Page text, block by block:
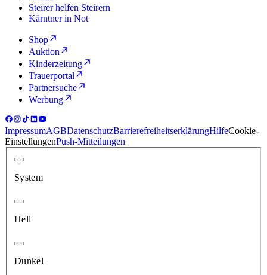
Steirer helfen Steirern
Kärntner in Not
Shop
Auktion
Kinderzeitung
Trauerportal
Partnersuche
Werbung
ImpressumAGBDatenschutzBarrierefreiheitserklärungHilfeCookie-
EinstellungenPush-Mitteilungen
System
Hell
Dunkel